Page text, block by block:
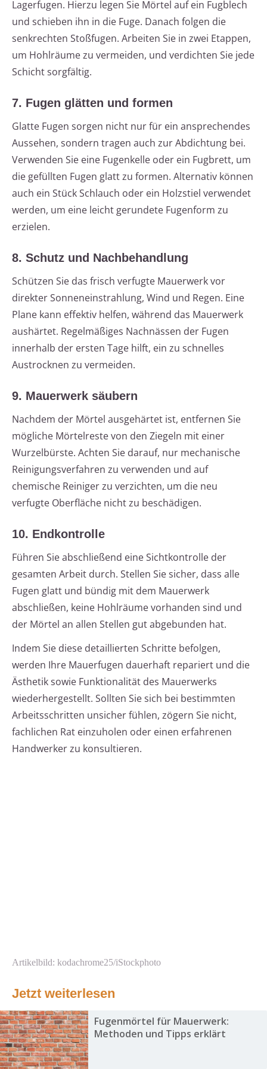
Lagerfugen. Hierzu legen Sie Mörtel auf ein Fugblech
und schieben ihn in die Fuge. Danach folgen die
senkrechten Stoßfugen. Arbeiten Sie in zwei Etappen,
um Hohlräume zu vermeiden, und verdichten Sie jede
Schicht sorgfältig.
7. Fugen glätten und formen
Glatte Fugen sorgen nicht nur für ein ansprechendes
Aussehen, sondern tragen auch zur Abdichtung bei.
Verwenden Sie eine Fugenkelle oder ein Fugbrett, um
die gefüllten Fugen glatt zu formen. Alternativ können
auch ein Stück Schlauch oder ein Holzstiel verwendet
werden, um eine leicht gerundete Fugenform zu
erzielen.
8. Schutz und Nachbehandlung
Schützen Sie das frisch verfugte Mauerwerk vor
direkter Sonneneinstrahlung, Wind und Regen. Eine
Plane kann effektiv helfen, während das Mauerwerk
aushärtet. Regelmäßiges Nachnässen der Fugen
innerhalb der ersten Tage hilft, ein zu schnelles
Austrocknen zu vermeiden.
9. Mauerwerk säubern
Nachdem der Mörtel ausgehärtet ist, entfernen Sie
mögliche Mörtelreste von den Ziegeln mit einer
Wurzelbürste. Achten Sie darauf, nur mechanische
Reinigungsverfahren zu verwenden und auf
chemische Reiniger zu verzichten, um die neu
verfugte Oberfläche nicht zu beschädigen.
10. Endkontrolle
Führen Sie abschließend eine Sichtkontrolle der
gesamten Arbeit durch. Stellen Sie sicher, dass alle
Fugen glatt und bündig mit dem Mauerwerk
abschließen, keine Hohlräume vorhanden sind und
der Mörtel an allen Stellen gut abgebunden hat.
Indem Sie diese detaillierten Schritte befolgen,
werden Ihre Mauerfugen dauerhaft repariert und die
Ästhetik sowie Funktionalität des Mauerwerks
wiederhergestellt. Sollten Sie sich bei bestimmten
Arbeitsschritten unsicher fühlen, zögern Sie nicht,
fachlichen Rat einzuholen oder einen erfahrenen
Handwerker zu konsultieren.
Artikelbild: kodachrome25/iStockphoto
Jetzt weiterlesen
Fugenmörtel für Mauerwerk:
Methoden und Tipps erklärt